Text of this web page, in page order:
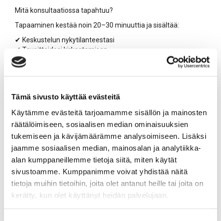
Tämä sivusto käyttää evästeitä
Käytämme evästeitä tarjoamamme sisällön ja mainosten
räätälöimiseen, sosiaalisen median ominaisuuksien
tukemiseen ja kävijämäärämme analysoimiseen. Lisäksi
jaamme sosiaalisen median, mainosalan ja analytiikka-
alan kumppaneillemme tietoja siitä, miten käytät
sivustoamme. Kumppanimme voivat yhdistää näitä
tietoja muihin tietoihin, joita olet antanut heille tai joita on
kerätty, kun olet käyttänyt heidän palvelujaan.
Mitä konsultaatiossa tapahtuu?
Tapaaminen kestää noin 20–30 minuuttia ja sisältää:
✔ Keskustelun nykytilanteestasi
✔ Tavoitteidesi kirkastamisen
✔ Mahdollisen kehonkoostumus- tai muun
lähtötasomittauksen
Saat tapaamisesta mukaasi konkreettisen suunnitelman
henkilökohtainen valmennus, pienryhmävalmennus tai jokin
muu ratkaisu.
Ohje
10:00
10:00
Vapaa varattavaksi